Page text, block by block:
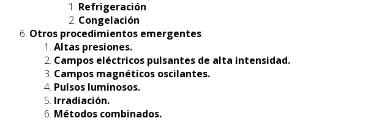
Refrigeración
Congelación
Otros procedimientos emergentes:
Altas presiones.
Campos eléctricos pulsantes de alta intensidad.
Campos magnéticos oscilantes.
Pulsos luminosos.
Irradiación.
Métodos combinados.